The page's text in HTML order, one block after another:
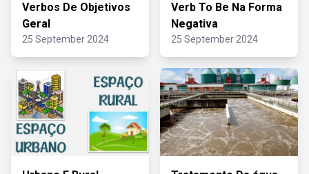
Verbos De Objetivos
Geral
25 September 2024
Verb To Be Na Forma
Negativa
25 September 2024